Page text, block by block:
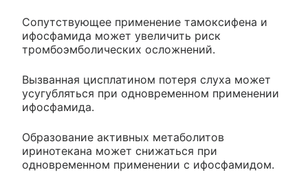
Сопутствующее применение тамоксифена и
ифосфамида может увеличить риск
тромбоэмболических осложнений.
Вызванная цисплатином потеря слуха может
усугубляться при одновременном применении
ифосфамида.
Образование активных метаболитов
иринотекана может снижаться при
одновременном применении с ифосфамидом.